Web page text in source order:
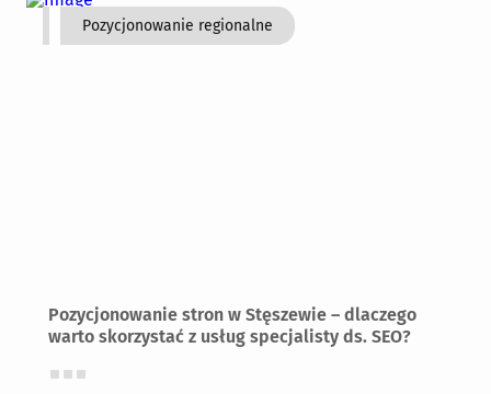
Pozycjonowanie regionalne
Pozycjonowanie stron w Stęszewie – dlaczego
warto skorzystać z usług specjalisty ds. SEO?